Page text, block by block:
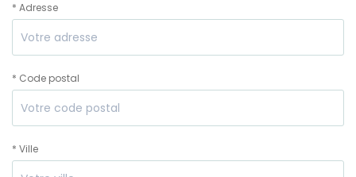
* Adresse
* Code postal
* Ville